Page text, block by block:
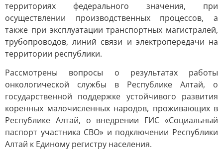
территориях федерального значения, при
осуществлении производственных процессов, а
также при эксплуатации транспортных магистралей,
трубопроводов, линий связи и электропередачи на
территории республики.
Рассмотрены вопросы о результатах работы
онкологической службы в Республике Алтай, о
государственной поддержке устойчивого развития
коренных малочисленных народов, проживающих в
Республике Алтай, о внедрении ГИС «Социальный
паспорт участника СВО» и подключении Республики
Алтай к Единому регистру населения.